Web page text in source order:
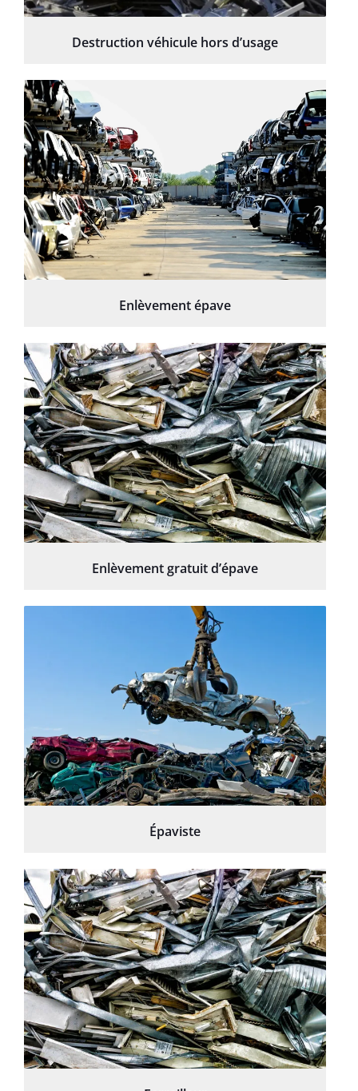
Destruction véhicule hors d’usage
Enlèvement épave
Enlèvement gratuit d’épave
Épaviste